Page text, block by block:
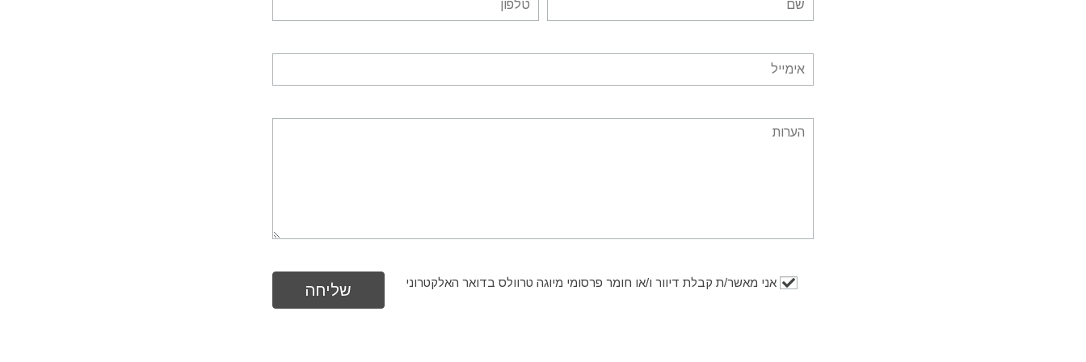
אני מאשר/ת קבלת דיוור ו/או חומר פרסומי מיוגה טרוולס בדואר האלקטרוני